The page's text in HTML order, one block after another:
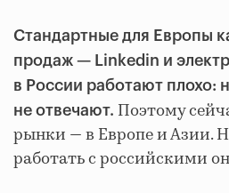
Стандартные для Европы
продаж — Linkedin и
в России работают плохо:
не отвечают. Поэтому
рынки — в Европе и Азии.
работать с российскими